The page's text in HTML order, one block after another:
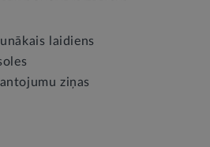
laidiens
ziņas